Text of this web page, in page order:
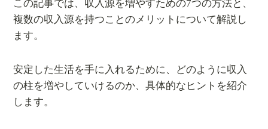
この記事では、収入源を増やすための7つの方法と、
複数の収入源を持つことのメリットについて解説し
ます。
安定した生活を手に入れるために、どのように収入
の柱を増やしていけるのか、具体的なヒントを紹介
します。